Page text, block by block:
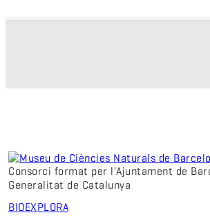
Consorci format per l'Ajuntament de
Generalitat de Catalunya
BIOEXPLORA